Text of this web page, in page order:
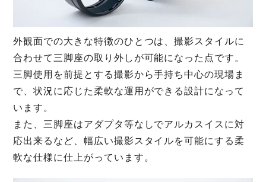
外観面での大きな特徴のひとつは、撮影スタイルに
合わせて三脚座の取り外しが可能になった点です。
三脚使用を前提とする撮影から手持ち中心の現場ま
で、状況に応じた柔軟な運用ができる設計になって
います。
また、三脚座はアダプタ等なしでアルカスイスに対
応出来るなど、幅広い撮影スタイルを可能にする柔
軟な仕様に仕上がっています。